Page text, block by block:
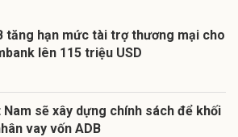
tăng hạn mức tài trợ thương mại cho
lên 115 triệu USD
Nam sẽ xây dựng chính sách để khối
vay vốn ADB